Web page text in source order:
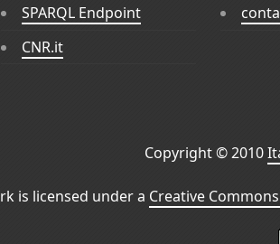
SPARQL Endpoint
CNR.it
Copyright © 2010
is licensed under a Creative